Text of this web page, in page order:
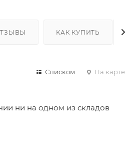
КАК КУПИТЬ
Списком На карте
ни на одном из складов